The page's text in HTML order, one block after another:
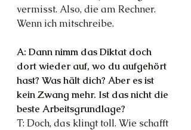
vermisst. Also, die am Rechner.
Wenn ich mitschreibe.
A: Dann nimm das Diktat doch
dort wieder auf, wo du aufgehört
hast? Was hält dich? Aber es ist
kein Zwang mehr. Ist das nicht die
beste Arbeitsgrundlage?
T: Doch, das klingt toll. Wie schafft